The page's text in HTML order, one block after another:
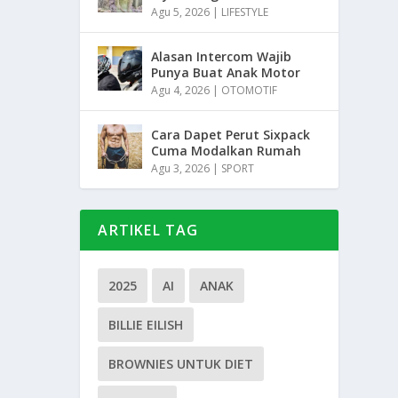
Agu 5, 2026 | LIFESTYLE
Alasan Intercom Wajib
Punya Buat Anak Motor
Agu 4, 2026 | OTOMOTIF
Cara Dapet Perut Sixpack
Cuma Modalkan Rumah
Agu 3, 2026 | SPORT
ARTIKEL TAG
2025 AI ANAK
BILLIE EILISH
BROWNIES UNTUK DIET